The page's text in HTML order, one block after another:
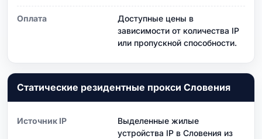
Оплата
Доступные цены в
зависимости от количества IP
или пропускной способности.
Статические резидентные прокси Словения
Источник IP
Выделенные жилые
устройства IP в Словения из